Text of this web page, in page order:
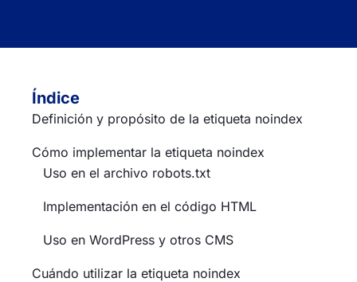
Índice
Definición y propósito de la etiqueta noindex
Cómo implementar la etiqueta noindex
Uso en el archivo robots.txt
Implementación en el código HTML
Uso en WordPress y otros CMS
Cuándo utilizar la etiqueta noindex